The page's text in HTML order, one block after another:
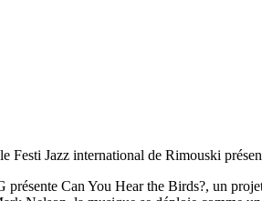
Festi Jazz international de Rimouski
Can You Hear the Birds?, un